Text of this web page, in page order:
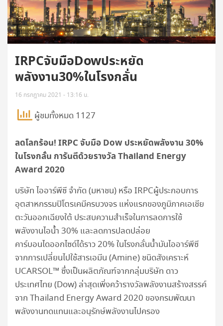
IRPCจับมือDowประหยัด
พลังงาน30%ในโรงกลั่น
16 กรกฎาคม 2021 - 13:16 น.
ผู้ชมทั้งหมด 1127
ลดโลกร้อน!IRPC จับมือ Dow ประหยัดพลังงาน 30%
ในโรงกลั่น การันตีด้วยรางวัล Thailand Energy
Award 2020
บริษัท ไออาร์พีซี จำกัด (มหาชน) หรือ IRPCผู้ประกอบการ
อุตสาหกรรมปิโตรเคมีครบวงจร แห่งแรกของภูมิภาคเอเชีย
ตะวันออกเฉียงใต้ ประสบความสำเร็จในการลดการใช้
พลังงานไอน้ำ 30% และลดการปลดปล่อย
คาร์บอนไดออกไซด์ได้ราว 20% ในโรงกลั่นน้ำมันไออาร์พีซี
จากการเปลี่ยนไปใช้สารเอมีน (Amine) ชนิดสังเคราะห์
UCARSOL™ ซึ่งเป็นผลิตภัณฑ์จากกลุ่มบริษัท ดาว
ประเทศไทย (Dow) ล่าสุดเพิ่งคว้ารางวัลพลังงานสร้างสรรค์
จาก Thailand Energy Award 2020 ของกรมพัฒนา
พลังงานทดแทนและอนุรักษ์พลังงานไปครอง